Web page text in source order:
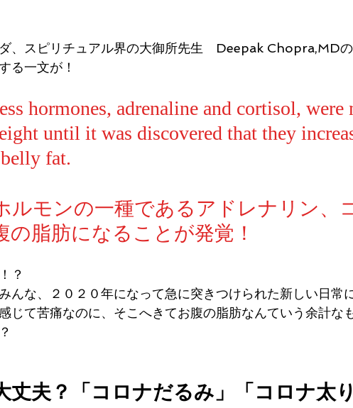
、スピリチュアル界の大御所先生　Deepak Chopra,MD
る一文が！
hormones, adrenaline and cortisol, were
until it was discovered that they
fat.
ルモンの一種であるアドレナリン、
の脂肪になることが発覚！
？
んな、２０２０年になって急に突きつけられた新しい日常
じて苦痛なのに、そこへきてお腹の脂肪なんていう余計な
丈夫？「コロナだるみ」「コロナ太り